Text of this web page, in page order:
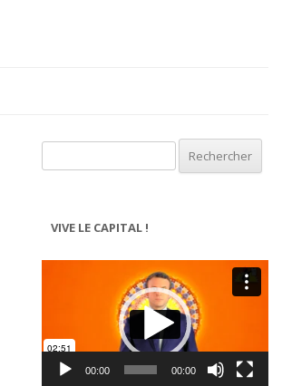
VIVE LE CAPITAL !
Lecteur
00:00 00:00